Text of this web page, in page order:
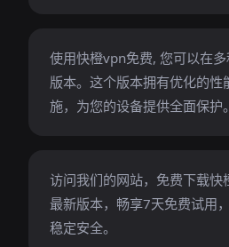
使用快橙vpn免费, 您可以在
版本。这个版本拥有优化的性
施，为您的设备提供全面保护。
访问我们的网站，免费下载快
最新版本，畅享7天免费试用
稳定安全。